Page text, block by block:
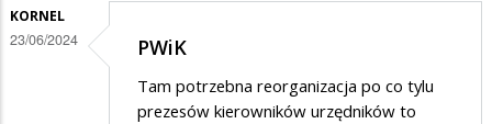
KORNEL
23/06/2024 PWiK
Tam potrzebna reorganizacja po co tylu
prezesów kierowników urzędników to